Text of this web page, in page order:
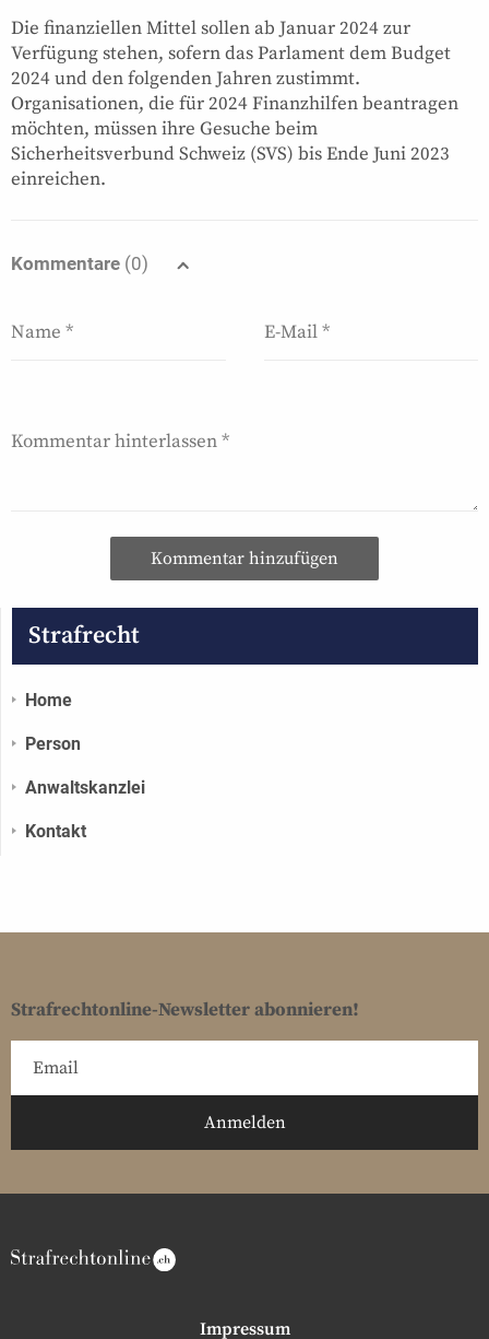
Die finanziellen Mittel sollen ab Januar 2024 zur
Verfügung stehen, sofern das Parlament dem Budget
2024 und den folgenden Jahren zustimmt.
Organisationen, die für 2024 Finanzhilfen beantragen
möchten, müssen ihre Gesuche beim
Sicherheitsverbund Schweiz (SVS) bis Ende Juni 2023
einreichen.
Kommentare (0)
Kommentar hinzufügen
Strafrecht
Home
Person
Anwaltskanzlei
Kontakt
Strafrechtonline-Newsletter abonnieren!
Impressum